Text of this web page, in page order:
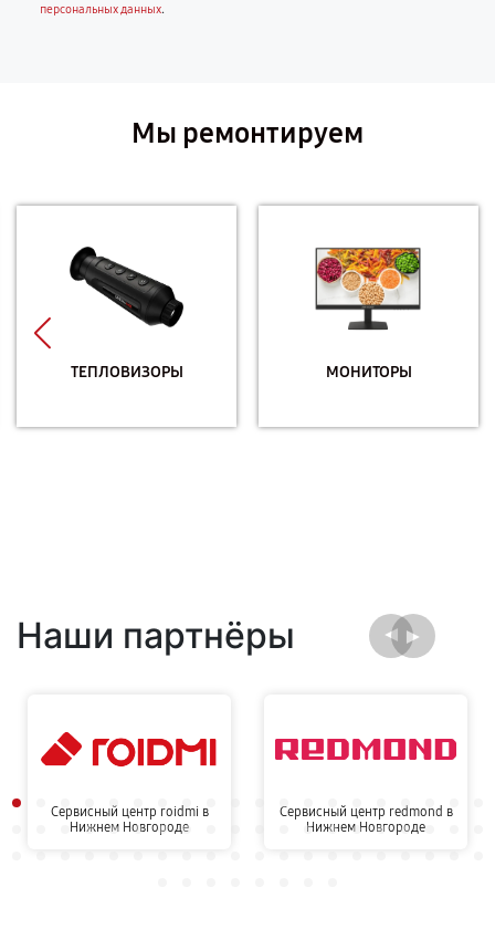
персональных данных.
Мы ремонтируем
ТЕПЛОВИЗОРЫ МОНИТОРЫ
Наши партнёры
Сервисный центр roidmi в
Нижнем Новгороде
Сервисный центр redmond в
Нижнем Новгороде